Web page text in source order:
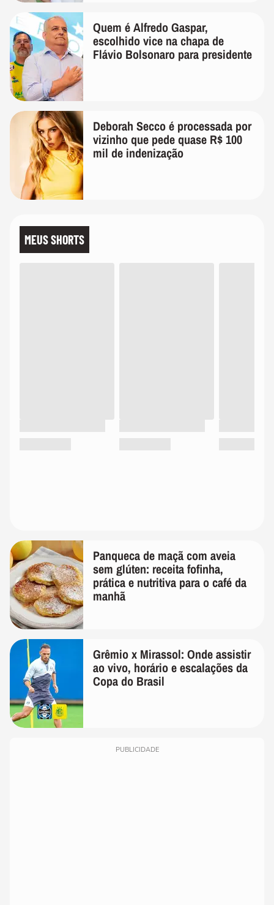
Quem é Alfredo Gaspar,
escolhido vice na chapa de
Flávio Bolsonaro para presidente
Deborah Secco é processada por
vizinho que pede quase R$ 100
mil de indenização
MEUS SHORTS
Panqueca de maçã com aveia
sem glúten: receita fofinha,
prática e nutritiva para o café da
manhã
Grêmio x Mirassol: Onde assistir
ao vivo, horário e escalações da
Copa do Brasil
PUBLICIDADE